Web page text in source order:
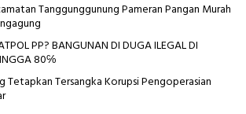
Tanggunggunung Pameran Pangan Murah
PP? BANGUNAN DI DUGA ILEGAL DI
80℅
Tetapkan Tersangka Korupsi Pengoperasian